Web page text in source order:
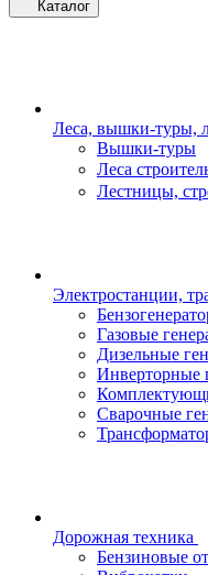
Каталог
Леса, вышки-туры,
Вышки-туры
Леса
Лестницы,
Электростанции,
Газовые
Дизельные
Инверторные
Сварочные
Дорожная техника
Бензиновые